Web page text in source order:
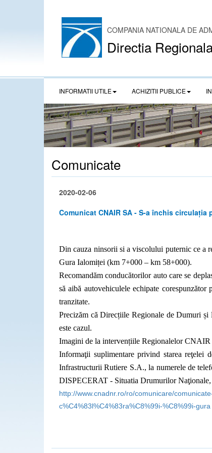
COMPANIA NATIONALA DE
Directia
INFORMATII UTILE ACHIZITII PUBLICE
Comunicate
2020-02-06
Comunicat CNAIR SA - S-a închis circulația
Din cauza ninsorii si a viscolului puternic ce a
Gura Ialomiței (km 7+000 – km 58+000).
Recomandăm conducătorilor auto care se
să aibă autovehiculele echipate
tranzitate.
Precizăm că Direcțiile Regionale de Dumuri și
este cazul.
Imagini de la intervențiile Regionalelor CNAIR
Informaţii suplimentare privind starea reţelei
Infrastructurii Rutiere S.A., la numerele de
DISPECERAT - Situatia Drumurilor Naţionale,
http://www.cnadnr.ro/ro/comunicare/
c%C4%83l%C4%83ra%C8%99i-%C8%99i-gura